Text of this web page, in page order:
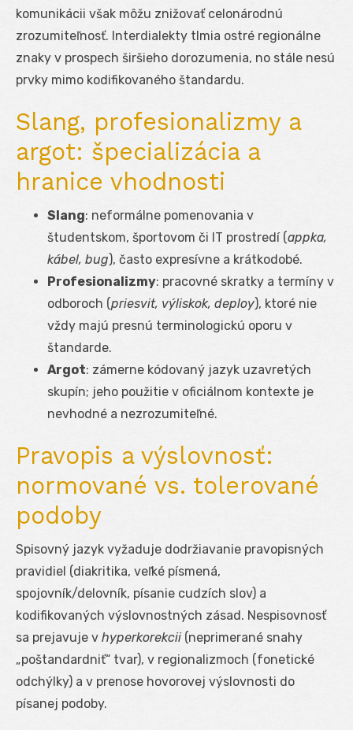
komunikácii však môžu znižovať celonárodnú
zrozumiteľnosť. Interdialekty tlmia ostré regionálne
znaky v prospech širšieho dorozumenia, no stále nesú
prvky mimo kodifikovaného štandardu.
Slang, profesionalizmy a
argot: špecializácia a
hranice vhodnosti
Slang: neformálne pomenovania v
študentskom, športovom či IT prostredí (appka,
kábel, bug), často expresívne a krátkodobé.
Profesionalizmy: pracovné skratky a termíny v
odboroch (priesvit, výliskok, deploy), ktoré nie
vždy majú presnú terminologickú oporu v
štandarde.
Argot: zámerne kódovaný jazyk uzavretých
skupín; jeho použitie v oficiálnom kontexte je
nevhodné a nezrozumiteľné.
Pravopis a výslovnosť:
normované vs. tolerované
podoby
Spisovný jazyk vyžaduje dodržiavanie pravopisných
pravidiel (diakritika, veľké písmená,
spojovník/delovník, písanie cudzích slov) a
kodifikovaných výslovnostných zásad. Nespisovnosť
sa prejavuje v hyperkorekcii (neprimerané snahy
„poštandardniť“ tvar), v regionalizmoch (fonetické
odchýlky) a v prenose hovorovej výslovnosti do
písanej podoby.